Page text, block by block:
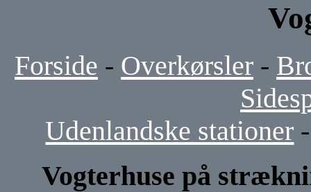
Forside - Overkørsler -
Udenlandske stationer
Vogterhuse på